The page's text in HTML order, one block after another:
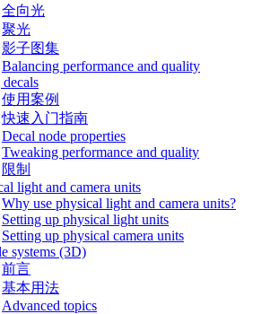
全向光
聚光
影子图集
Balancing performance and quality
使用案例
快速入门指南
Decal node properties
Tweaking performance and quality
限制
light and camera units
Why use physical light and camera units?
Setting up physical light units
Setting up physical camera units
systems (3D)
前言
基本用法
Advanced topics